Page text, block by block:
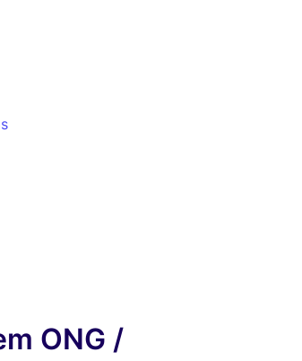
ONG /